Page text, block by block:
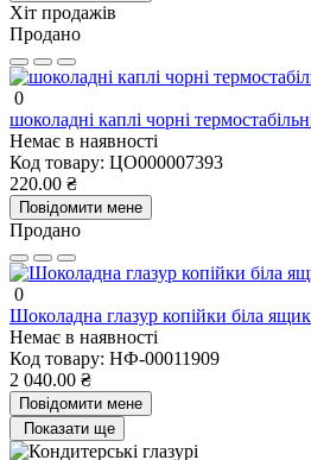
Хіт продажів
Продано
0
шоколадні каплі чорні
Немає в наявності
Код товару: ЦО000007393
220.00 ₴
Повідомити мене
Продано
0
Шоколадна глазур копійки біла
Немає в наявності
Код товару: НФ-00011909
2 040.00 ₴
Повідомити мене
Показати ще